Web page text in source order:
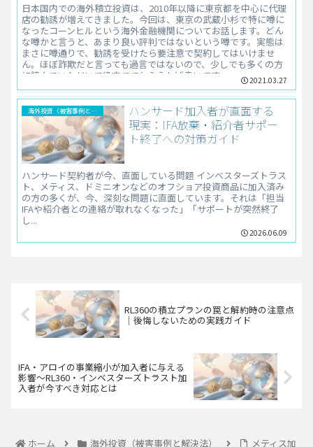
日本国内での海外積立投資は、2010年以降に東京都を中心に代理
店の勧誘が増えてきました。今回は、東京の武蔵小杉で特に噂に
なったコーンヒルという海外金融機関についてお話します。どん
な噂かと言うと、あまり良い評判ではないという噂です。実態は
まさに噂通りで、勧誘を受けたら要注意で契約してはいけませ
ん。ほぼ詐欺だと言っても過言ではないので、少しでも多くの方
に読んでいただいて役立ててもらえれば幸いです。
2021.03.27
海外投資（被害事例と解決法）
ハンサード加入者が直面する
現実：IFA放棄・紹介者サポー
ト終了への対策ガイド
ハンサード契約者が今、直面している問題 インベスターズトラス
ト、メティス、ドミニオンなどのオフショア投資商品に加入済み
の方の多くが、今、深刻な問題に直面しています。それは「担当
IFAや紹介者との連絡が取れなくなった」「サポートが突然終了
し...
2026.06.09
RL360の積立プランの罠と解約時の注意点
｜後悔しないための実践ガイド
IFA・アロイの事業縮小が加入者に与える
影響～RL360・インベスターズトラスト加
入者が今すべき対応とは
ホーム 海外投資（被害事例と解決法） メティス加